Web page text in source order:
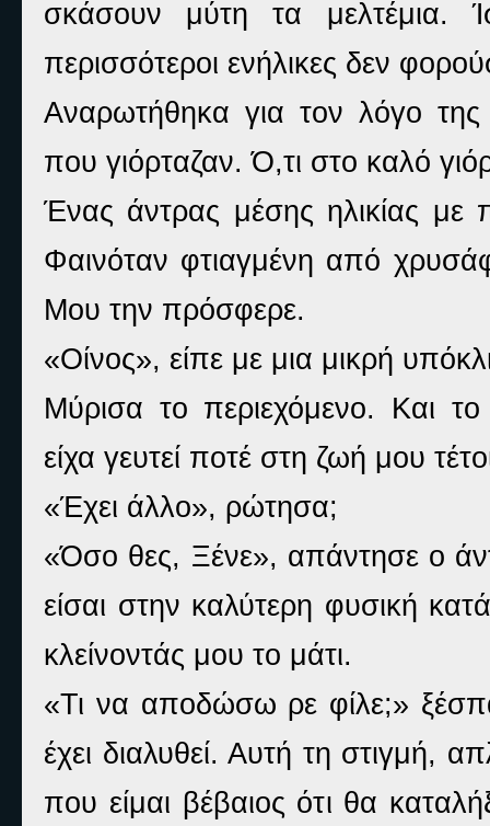
σκάσουν μύτη τα
περισσότεροι ενήλικες δεν
Αναρωτήθηκα για τον λόγο
που γιόρταζαν. Ό,τι στο καλό
Ένας άντρας μέσης ηλικίας με
Φαινόταν φτιαγμένη από
Μου την πρόσφερε.
«Οίνος», είπε με μια μικρή
Μύρισα το περιεχόμενο. Και
είχα γευτεί ποτέ στη ζωή μου
«Έχει άλλο», ρώτησα;
«Όσο θες, Ξένε», απάντησε ο
είσαι στην καλύτερη φυσική
κλείνοντάς μου το μάτι.
«Τι να αποδώσω ρε φίλε;»
έχει διαλυθεί. Αυτή τη στιγμή,
που είμαι βέβαιος ότι θα